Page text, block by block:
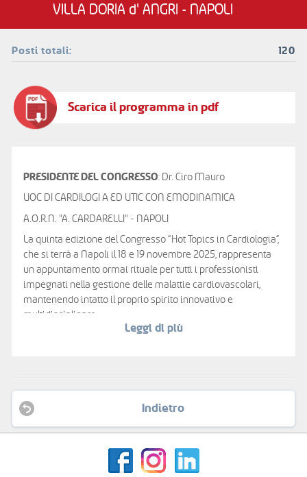
VILLA DORIA d' ANGRI - NAPOLI
Posti totali: 120
Scarica il programma in pdf
PRESIDENTE DEL CONGRESSO: Dr. Ciro Mauro
UOC DI CARDILOGI A ED UTIC CON EMODINAMICA
A.O.R.N. "A. CARDARELLI" - NAPOLI
La quinta edizione del Congresso “Hot Topics in Cardiologia”,
che si terrà a Napoli il 18 e 19 novembre 2025, rappresenta
un appuntamento ormai rituale per tutti i professionisti
impegnati nella gestione delle malattie cardiovascolari,
mantenendo intatto il proprio spirito innovativo e
multidisciplinare.
In uno scenario clinico sempre più complesso e
alcuni degli argomenti più rilevanti e attuali della
(acuta e cronica), interventistica strutturale, elettrofisiologia,
disordini metabolici (diabete mellito, dislipidemia, obesità) e
cuore e cervello, oltre alle più moderne frontiere della
diagnostica non invasiva e alla sinergia con la
Leggi di più
Indietro